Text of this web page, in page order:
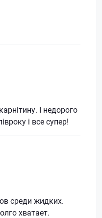
І недорого
і все супер!
среди жидких.
хватает.